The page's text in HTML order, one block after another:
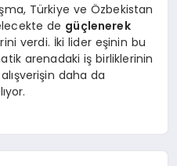
Türkiye ve Özbekistan
de güçlenerek
verdi. İki lider eşinin bu
arenadaki iş birliklerinin
daha da